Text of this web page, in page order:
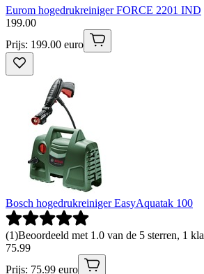
Eurom hogedrukreiniger FORCE 2201 IND
199.00
Prijs: 199.00 euro
Bosch hogedrukreiniger EasyAquatak 100
(1)Beoordeeld met 1.0 van de 5 sterren, 1
75.99
Prijs: 75.99 euro